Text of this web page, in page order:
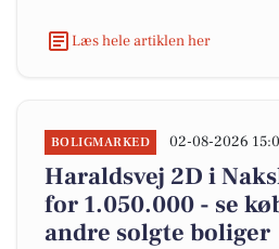
Læs hele artiklen her
BOLIGMARKED 02-08-2026
Haraldsvej 2D i
for 1.050.000 - se
andre solgte boliger